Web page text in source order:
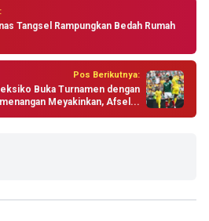
Tangsel Rampungkan Bedah Rumah
Pos Berikutnya:
Buka Turnamen dengan
Meyakinkan, Afsel...